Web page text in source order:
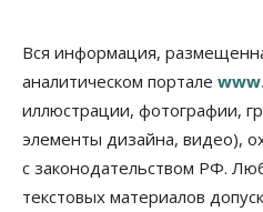
Бизнес
В Новосибирске
профессиональное
10 Августа 2026, 13:30
Недвижимость
Антон Рехтин: Вместе
10 Августа 2026, 13:15
Вся информация,
аналитическом портале
иллюстрации, фотографии,
элементы дизайна, видео),
с законодательством РФ.
текстовых материалов